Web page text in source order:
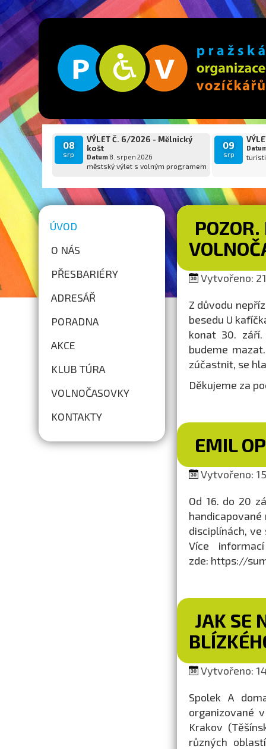
08
srp
VÝLET Č. 6/2026 - Mělnický
košt
Datum8. srpen 2026
městský výlet s volným programem
09
srp
ÚVOD
O NÁS
PŘESBARIÉRY
ADRESÁŘ
PORADNA
AKCE
KLUB TÚRA
VOLNOČASOVKY
KONTAKTY
Vytvořeno:
Z důvodu
besedu U
konat 30. září.
budeme
zúčastnit, se
Děkujeme za
EMIL
Vytvořeno:
Od 16. do 20
disciplínách,
Více
zde: https://
JAK SE
Vytvořeno:
Spolek A
organizované
Krakov
různých